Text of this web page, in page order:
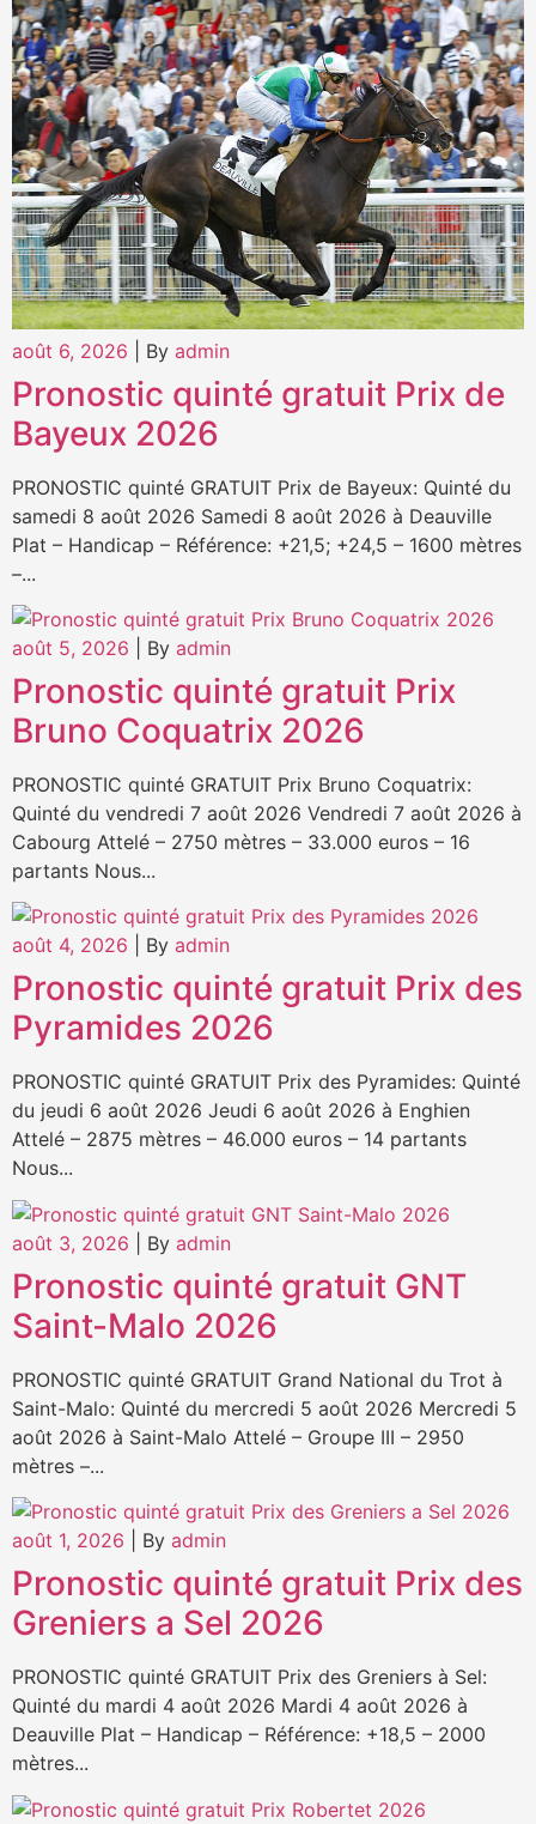
août 6, 2026 By admin
Pronostic quinté gratuit Prix de
Bayeux 2026
PRONOSTIC quinté GRATUIT Prix de Bayeux: Quinté du
samedi 8 août 2026 Samedi 8 août 2026 à Deauville
Plat – Handicap – Référence: +21,5; +24,5 – 1600 mètres
–...
août 5, 2026 By admin
Pronostic quinté gratuit Prix
Bruno Coquatrix 2026
PRONOSTIC quinté GRATUIT Prix Bruno Coquatrix:
Quinté du vendredi 7 août 2026 Vendredi 7 août 2026 à
Cabourg Attelé – 2750 mètres – 33.000 euros – 16
partants Nous...
août 4, 2026 By admin
Pronostic quinté gratuit Prix des
Pyramides 2026
PRONOSTIC quinté GRATUIT Prix des Pyramides: Quinté
du jeudi 6 août 2026 Jeudi 6 août 2026 à Enghien
Attelé – 2875 mètres – 46.000 euros – 14 partants
Nous...
août 3, 2026 By admin
Pronostic quinté gratuit GNT
Saint-Malo 2026
PRONOSTIC quinté GRATUIT Grand National du Trot à
Saint-Malo: Quinté du mercredi 5 août 2026 Mercredi 5
août 2026 à Saint-Malo Attelé – Groupe III – 2950
mètres –...
août 1, 2026 By admin
Pronostic quinté gratuit Prix des
Greniers a Sel 2026
PRONOSTIC quinté GRATUIT Prix des Greniers à Sel:
Quinté du mardi 4 août 2026 Mardi 4 août 2026 à
Deauville Plat – Handicap – Référence: +18,5 – 2000
mètres...